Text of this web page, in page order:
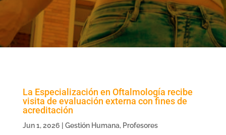
La Especialización en Oftalmología recibe
visita de evaluación externa con fines de
acreditación
Jun 1, 2026 Gestión Humana, Profesores